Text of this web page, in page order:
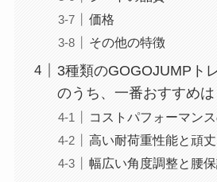
価格
その他の特徴
3種類のGOGOJUMPト
のうち、一番おすすめは
コストパフォーマン
高い耐荷重性能と頑
幅広い角度調整と腰